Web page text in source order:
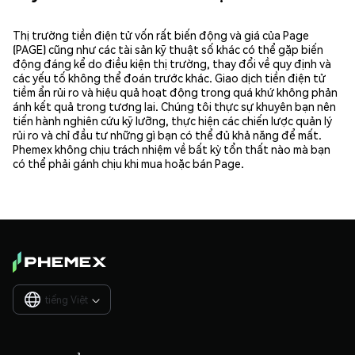
Thị trường tiền điện tử vốn rất biến động và giá của Page
(PAGE) cũng như các tài sản kỹ thuật số khác có thể gặp biến
động đáng kể do điều kiện thị trường, thay đổi về quy định và
các yếu tố không thể đoán trước khác. Giao dịch tiền điện tử
tiềm ẩn rủi ro và hiệu quả hoạt động trong quá khứ không phản
ánh kết quả trong tương lai. Chúng tôi thực sự khuyên bạn nên
tiến hành nghiên cứu kỹ lưỡng, thực hiện các chiến lược quản lý
rủi ro và chỉ đầu tư những gì bạn có thể đủ khả năng để mất.
Phemex không chịu trách nhiệm về bất kỳ tổn thất nào mà bạn
có thể phải gánh chịu khi mua hoặc bán Page.
tiếng Việt 